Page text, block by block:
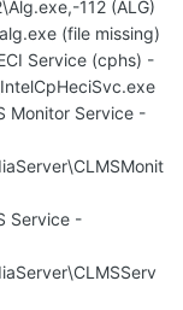
112 (ALG)
(file missing)
Service (cphs) -
Monitor Service -
Service -